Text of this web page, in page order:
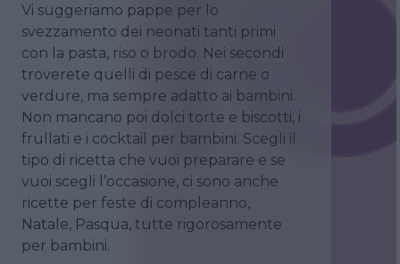
Vi suggeriamo pappe per lo
svezzamento dei neonati tanti primi
con la pasta, riso o brodo. Nei secondi
troverete quelli di pesce di carne o
verdure, ma sempre adatto ai bambini.
Non mancano poi dolci torte e biscotti, i
frullati e i cocktail per bambini. Scegli il
tipo di ricetta che vuoi preparare e se
vuoi scegli l’occasione, ci sono anche
ricette per feste di compleanno,
Natale, Pasqua, tutte rigorosamente
per bambini.